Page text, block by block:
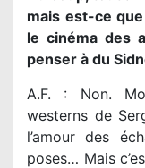
mais est-ce
le cinéma des
penser à du
A.F. : Non.
westerns de
l’amour des
poses… Mais